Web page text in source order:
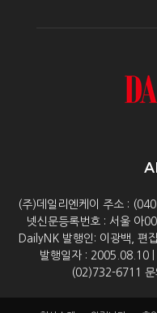
(주)데일리엔케이 주소 :
넷신문등록번호 : 서울 아
DailyNK 발행인: 이광백, 편
발행일자 : 2005.08.10
(02)732-6711